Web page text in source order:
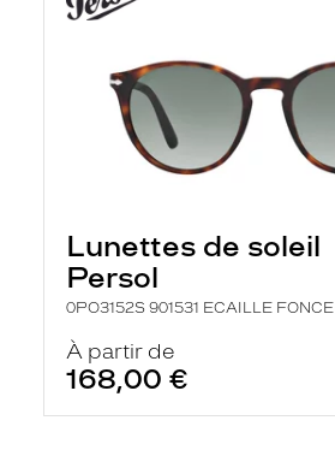
Lunettes de soleil
Persol
0PO3152S 901531 ECAILLE FONCE
À partir de
168,00 €